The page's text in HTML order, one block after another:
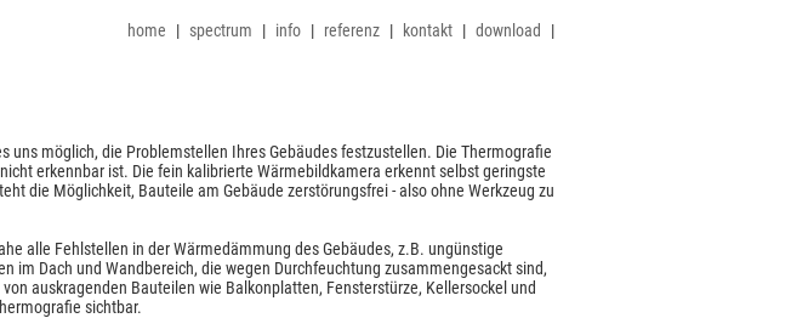
home | spectrum | info | referenz | kontakt | download |
uns möglich, die Problemstellen Ihres Gebäudes festzustellen. Die Thermografie
erkennbar ist. Die fein kalibrierte Wärmebildkamera erkennt selbst geringste
die Möglichkeit, Bauteile am Gebäude zerstörungsfrei - also ohne Werkzeug zu
alle Fehlstellen in der Wärmedämmung des Gebäudes, z.B. ungünstige
im Dach und Wandbereich, die wegen Durchfeuchtung zusammengesackt sind,
auskragenden Bauteilen wie Balkonplatten, Fensterstürze, Kellersockel und
sichtbar.